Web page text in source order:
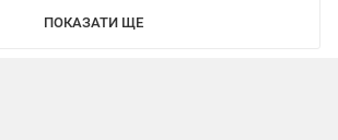
ПОКАЗАТИ ЩЕ